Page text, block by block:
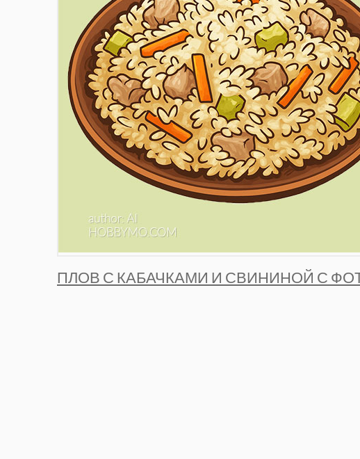
ПЛОВ С КАБАЧКАМИ И СВИНИНОЙ С